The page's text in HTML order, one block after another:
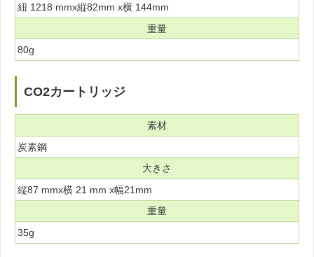
紐 1218 mmx縦82mm x横 144mm
重量
80g
CO2カートリッジ
素材
炭素鋼
大きさ
縦87 mmx横 21 mm x幅21mm
重量
35g